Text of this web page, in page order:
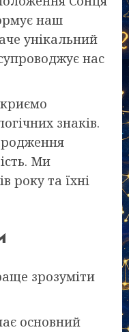
наш
унікальний
нас
знаків.
Ми
року та їхні
зрозуміти
основний